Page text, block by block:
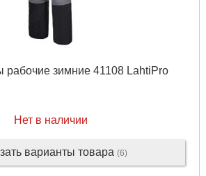
рабочие зимние 41108 LahtiPro
Нет в наличии
варианты товара (6)